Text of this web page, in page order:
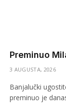
Preminuo
3 AUGUSTA, 2026
Banjalučki
preminuo je